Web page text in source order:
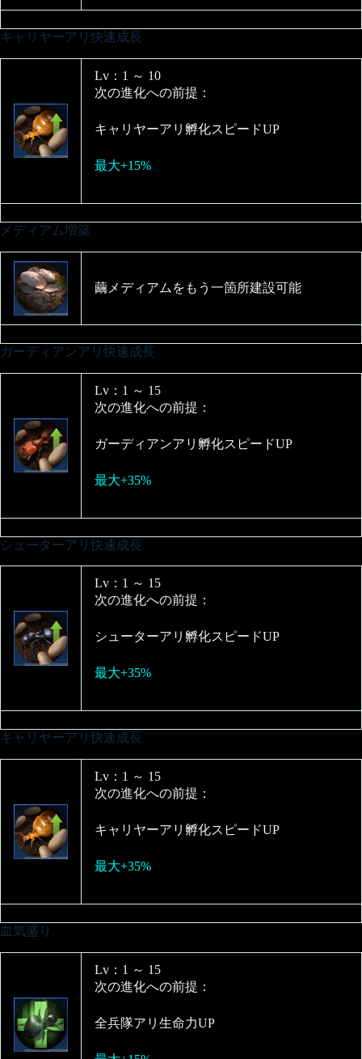
キャリヤーアリ快速成長
Lv：1 ～ 10
次の進化への前提：
キャリヤーアリ孵化スピードUP
最大+15%
メディアム増築
繭メディアムをもう一箇所建設可能
ガーディアンアリ快速成長
Lv：1 ～ 15
次の進化への前提：
ガーディアンアリ孵化スピードUP
最大+35%
シューターアリ快速成長
Lv：1 ～ 15
次の進化への前提：
シューターアリ孵化スピードUP
最大+35%
キャリヤーアリ快速成長
Lv：1 ～ 15
次の進化への前提：
キャリヤーアリ孵化スピードUP
最大+35%
血気盛り
Lv：1 ～ 15
次の進化への前提：
全兵隊アリ生命力UP